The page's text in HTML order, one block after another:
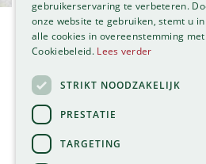
Dinsdag
Woensdag
Donderdag
Vrijdag
Zaterdag
Zondag
Bekijk onze afwijkende
Klantenservice
Service
Tuincentrum
Contact
Global Garden
Hillegommerdijk 554
2136 KX Zwaanshoek
gebruikerservaring te verbeteren.
onze website te gebruiken, stemt u
alle cookies in overeenstemming
Cookiebeleid. Lees verder
STRIKT NOODZAKELIJK
PRESTATIE
TARGETING